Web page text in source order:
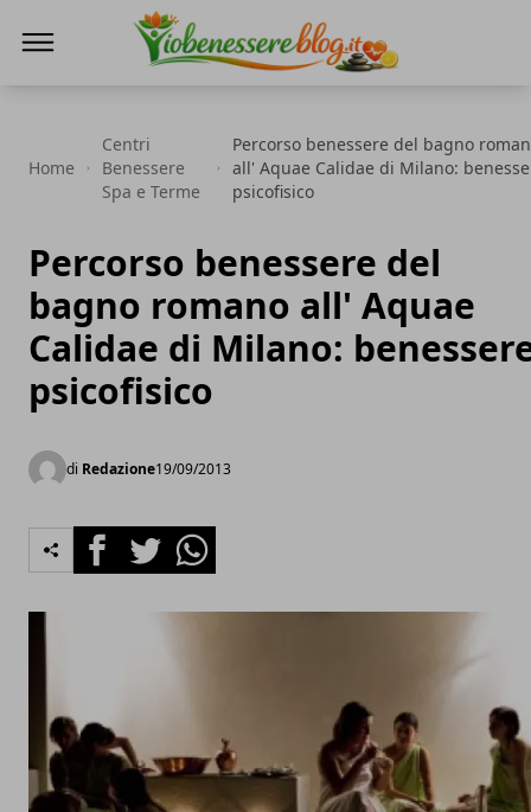
Home
Centri
Benessere
Spa e Terme
Percorso benessere del bagno
all' Aquae Calidae di Milano:
psicofisico
Percorso benessere del
bagno romano all' Aquae
Calidae di Milano:
psicofisico
di Redazione19/09/2013
FacebookTwitterWhatsapp